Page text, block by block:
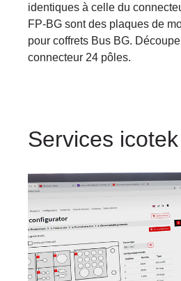
identiques à celle du
FP-BG sont des plaques de
pour coffrets Bus BG.
connecteur 24 pôles.
Services icotek